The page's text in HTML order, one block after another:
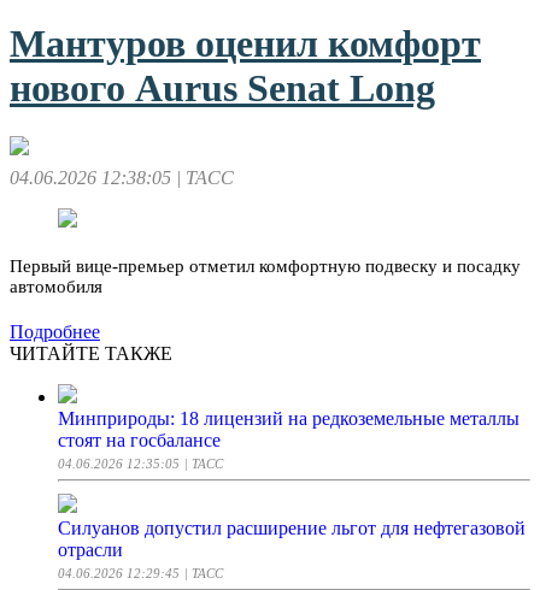
Мантуров оценил комфорт
нового Aurus Senat Long
04.06.2026 12:38:05 | ТАСС
Первый вице-премьер отметил комфортную подвеску и посадку
автомобиля
Подробнее
ЧИТАЙТЕ ТАКЖЕ
Минприроды: 18 лицензий на редкоземельные металлы
стоят на госбалансе
04.06.2026 12:35:05 | ТАСС
Силуанов допустил расширение льгот для нефтегазовой
отрасли
04.06.2026 12:29:45 | ТАСС